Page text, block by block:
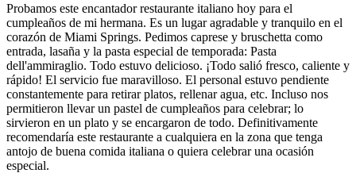
Probamos este encantador restaurante italiano hoy para el
cumpleaños de mi hermana. Es un lugar agradable y tranquilo en el
corazón de Miami Springs. Pedimos caprese y bruschetta como
entrada, lasaña y la pasta especial de temporada: Pasta
dell'ammiraglio. Todo estuvo delicioso. ¡Todo salió fresco, caliente y
rápido! El servicio fue maravilloso. El personal estuvo pendiente
constantemente para retirar platos, rellenar agua, etc. Incluso nos
permitieron llevar un pastel de cumpleaños para celebrar; lo
sirvieron en un plato y se encargaron de todo. Definitivamente
recomendaría este restaurante a cualquiera en la zona que tenga
antojo de buena comida italiana o quiera celebrar una ocasión
especial.